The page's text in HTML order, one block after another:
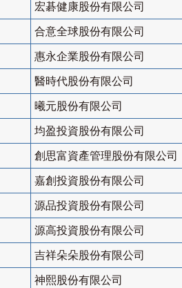
宏碁健康股份有限公司
合意全球股份有限公司
惠永企業股份有限公司
醫時代股份有限公司
曦元股份有限公司
均盈投資股份有限公司
創思富資產管理股份有限公司
嘉創投資股份有限公司
源品投資股份有限公司
源高投資股份有限公司
吉祥朵朵股份有限公司
神熙股份有限公司